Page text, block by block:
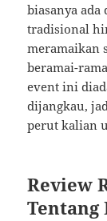
biasanya
tradisional
meramaikan
beramai-
event ini
dijangkau,
perut kalian
Review
Tentang